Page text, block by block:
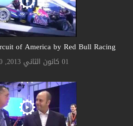
of America by Red Bull Racing
01 كانون الثاني 2013, 12:00 ص